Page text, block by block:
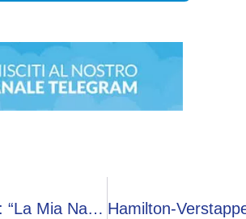
Toto Cutugno, Il Figlio Niko A Verissimo: “La Mia Nascita Ha Creato Disagio Nella Sua Vita”